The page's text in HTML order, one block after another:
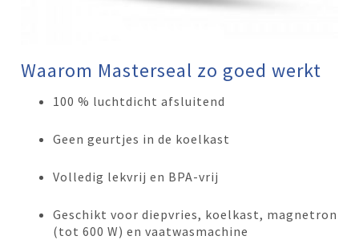
Waarom Masterseal zo goed werkt
100 % luchtdicht afsluitend
Geen geurtjes in de koelkast
Volledig lekvrij en BPA-vrij
Geschikt voor diepvries, koelkast, magnetron
(tot 600 W) en vaatwasmachine